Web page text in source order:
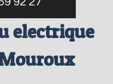
electrique